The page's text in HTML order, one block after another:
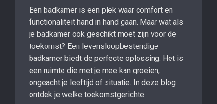
Een badkamer is een plek waar comfort en
functionaliteit hand in hand gaan. Maar wat als
je badkamer ook geschikt moet zijn voor de
toekomst? Een levensloopbestendige
badkamer biedt de perfecte oplossing. Het is
een ruimte die met je mee kan groeien,
ongeacht je leeftijd of situatie. In deze blog
ontdek je welke toekomstgerichte